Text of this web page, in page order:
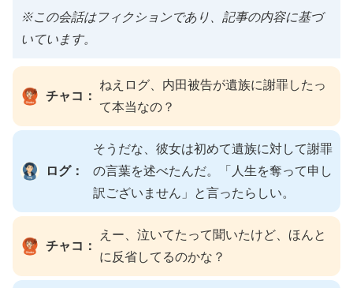
※この会話はフィクションであり、記事の内容に基づ
いています。
チャコ：
ねえログ、内田被告が遺族に謝罪したっ
て本当なの？
ログ：
そうだな、彼女は初めて遺族に対して謝罪
の言葉を述べたんだ。「人生を奪って申し
訳ございません」と言ったらしい。
チャコ：
えー、泣いてたって聞いたけど、ほんと
に反省してるのかな？